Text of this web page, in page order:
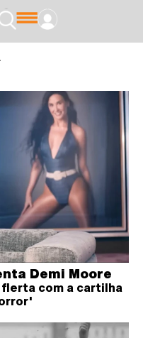
Demi Moore
flerta com a cartilha